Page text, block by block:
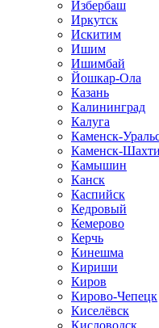
Избербаш
Иркутск
Искитим
Ишим
Ишимбай
Йошкар-Ола
Казань
Калининград
Калуга
Каменск-
Каменск-
Камышин
Канск
Каспийск
Кедровый
Кемерово
Керчь
Кинешма
Кириши
Киров
Кирово-Чепецк
Киселёвск
Кисловодск